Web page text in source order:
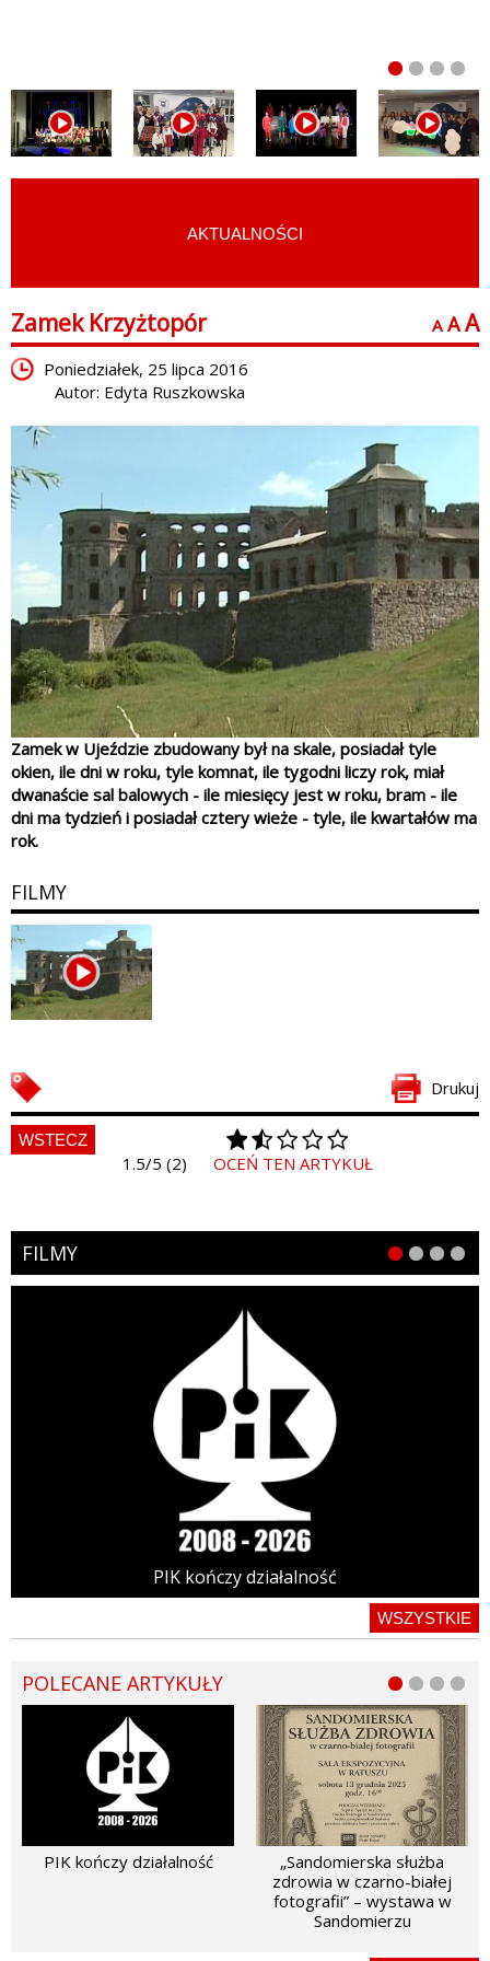
AKTUALNOŚCI
Zamek Krzyżtopór A A A
Poniedziałek, 25 lipca 2016
Autor: Edyta Ruszkowska
Zamek w Ujeździe zbudowany był na skale, posiadał tyle
okien, ile dni w roku, tyle komnat, ile tygodni liczy rok, miał
dwanaście sal balowych - ile miesięcy jest w roku, bram - ile
dni ma tydzień i posiadał cztery wieże - tyle, ile kwartałów ma
rok.
FILMY
Drukuj
WSTECZ
1.5/5 (2) OCEŃ TEN ARTYKUŁ
FILMY
PIK kończy działalność
WSZYSTKIE
POLECANE ARTYKUŁY
PIK kończy działalność
„Sandomierska służba
zdrowia w czarno-białej
fotografii” – wystawa w
Sandomierzu